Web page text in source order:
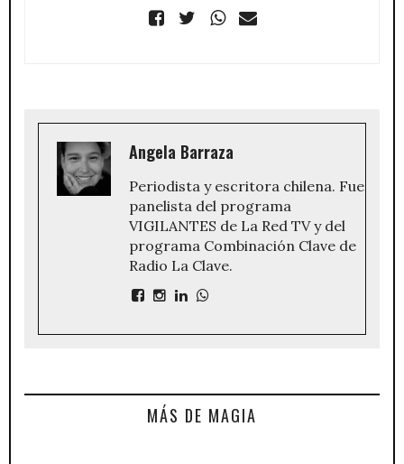
Angela Barraza
Periodista y escritora chilena. Fue
panelista del programa
VIGILANTES de La Red TV y del
programa Combinación Clave de
Radio La Clave.
MÁS DE MAGIA